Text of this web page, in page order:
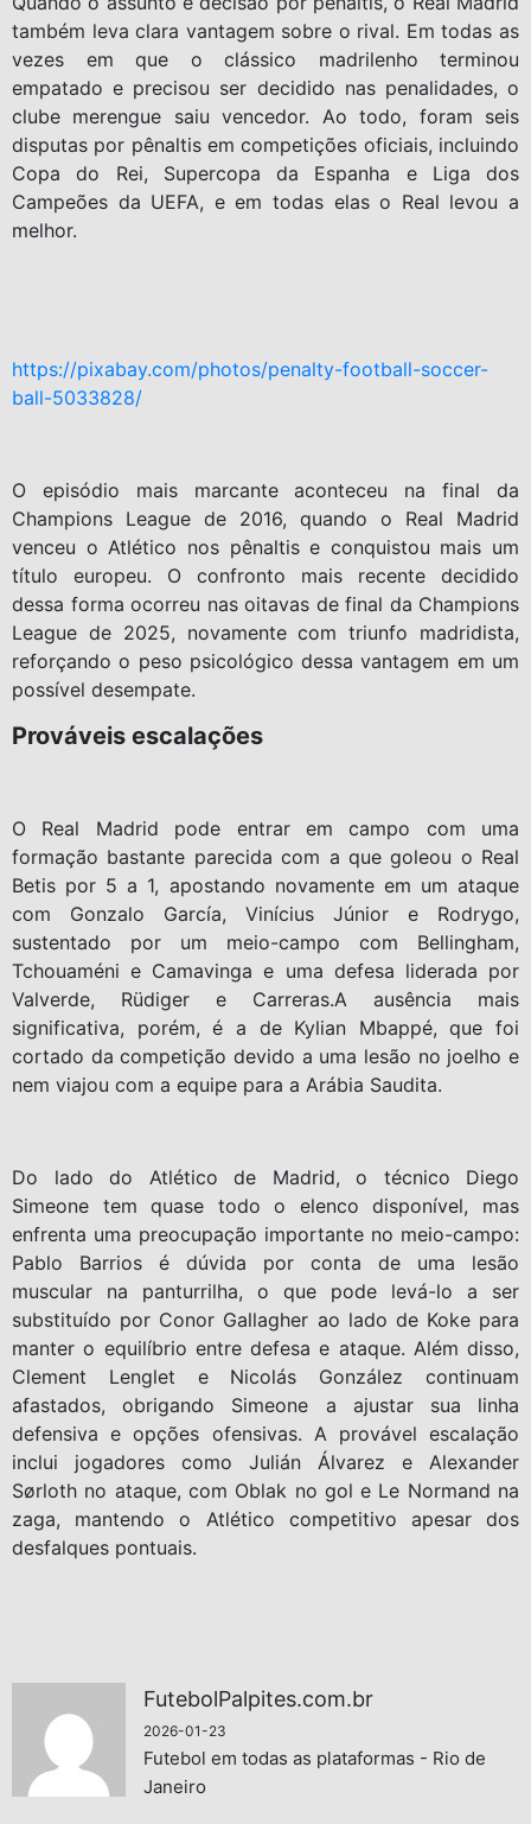
também leva clara vantagem sobre o rival. Em todas as
vezes em que o clássico madrilenho terminou
empatado e precisou ser decidido nas penalidades, o
clube merengue saiu vencedor. Ao todo, foram seis
disputas por pênaltis em competições oficiais, incluindo
Copa do Rei, Supercopa da Espanha e Liga dos
Campeões da UEFA, e em todas elas o Real levou a
melhor.
https://pixabay.com/photos/penalty-football-soccer-
ball-5033828/
O episódio mais marcante aconteceu na final da
Champions League de 2016, quando o Real Madrid
venceu o Atlético nos pênaltis e conquistou mais um
título europeu. O confronto mais recente decidido
dessa forma ocorreu nas oitavas de final da Champions
League de 2025, novamente com triunfo madridista,
reforçando o peso psicológico dessa vantagem em um
possível desempate.
Prováveis escalações
O Real Madrid pode entrar em campo com uma
formação bastante parecida com a que goleou o Real
Betis por 5 a 1, apostando novamente em um ataque
com Gonzalo García, Vinícius Júnior e Rodrygo,
sustentado por um meio-campo com Bellingham,
Tchouaméni e Camavinga e uma defesa liderada por
Valverde, Rüdiger e Carreras.A ausência mais
significativa, porém, é a de Kylian Mbappé, que foi
cortado da competição devido a uma lesão no joelho e
nem viajou com a equipe para a Arábia Saudita.
Do lado do Atlético de Madrid, o técnico Diego
Simeone tem quase todo o elenco disponível, mas
enfrenta uma preocupação importante no meio-campo:
Pablo Barrios é dúvida por conta de uma lesão
muscular na panturrilha, o que pode levá-lo a ser
substituído por Conor Gallagher ao lado de Koke para
manter o equilíbrio entre defesa e ataque. Além disso,
Clement Lenglet e Nicolás González continuam
afastados, obrigando Simeone a ajustar sua linha
defensiva e opções ofensivas. A provável escalação
inclui jogadores como Julián Álvarez e Alexander
Sørloth no ataque, com Oblak no gol e Le Normand na
zaga, mantendo o Atlético competitivo apesar dos
desfalques pontuais.
FutebolPalpites.com.br
2026-01-23
Futebol em todas as plataformas - Rio de
Janeiro